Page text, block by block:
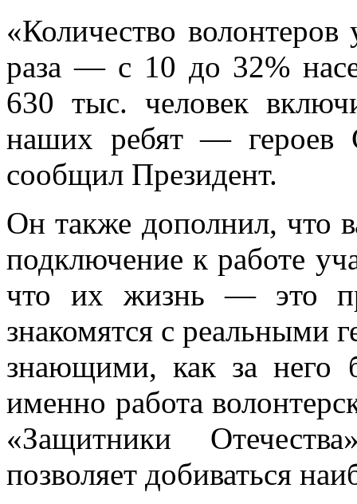
«Количество
раза — с 10 до 32%
630 тыс. человек
наших ребят —
сообщил Президент.
Он также дополнил, что
подключение к работе
что их жизнь — это
знакомятся с реальными
знающими, как за него
именно работа
«Защитники
позволяет добиваться